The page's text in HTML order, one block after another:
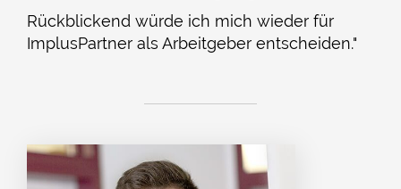
Rückblickend würde ich mich wieder für
ImplusPartner als Arbeitgeber entscheiden."